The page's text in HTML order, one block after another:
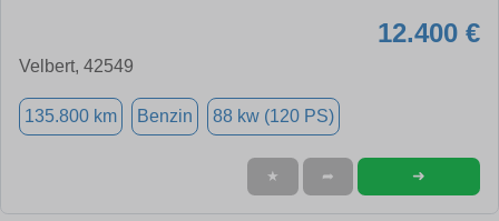
12.400 €
Velbert, 42549
135.800 km Benzin 88 kw (120 PS)
★ ➦ ➜